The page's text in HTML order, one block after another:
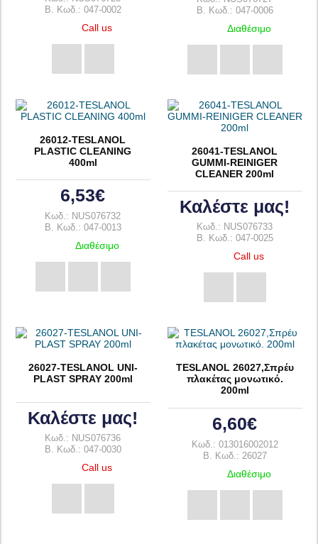
B. Κωδ.: 047-0002
Call us
B. Κωδ.: 047-0006
Διαθέσιμο
26012-TESLANOL
PLASTIC CLEANING
400ml
6,53€
Κωδ.: NUS076732
B. Κωδ.: 047-0013
Διαθέσιμο
26041-TESLANOL
GUMMI-REINIGER
CLEANER 200ml
Καλέστε μας!
Κωδ.: NUS076733
B. Κωδ.: 047-0025
Call us
26027-TESLANOL UNI-
PLAST SPRAY 200ml
Καλέστε μας!
Κωδ.: NUS076736
B. Κωδ.: 047-0030
Call us
TESLANOL 26027,Σπρέυ
πλακέτας μονωτικό.
200ml
6,60€
Κωδ.: 013016002012
B. Κωδ.: 26027
Διαθέσιμο